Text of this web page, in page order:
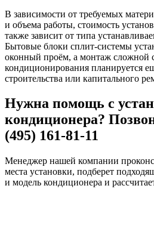
В зависимости от требуемых
и объема работы, стоимость
также зависит от типа
Бытовые блоки сплит-системы
оконный проём, а монтаж сложной
кондиционирования планируется
строительства или капитального
Нужна помощь с
кондиционера?
(495) 161-81-11
Менеджер нашей компании
места установки, подберет
и модель кондиционера и